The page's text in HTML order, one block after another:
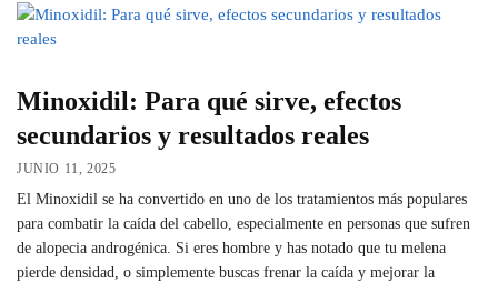
Minoxidil: Para qué sirve, efectos
secundarios y resultados reales
JUNIO 11, 2025
El Minoxidil se ha convertido en uno de los tratamientos más populares
para combatir la caída del cabello, especialmente en personas que sufren
de alopecia androgénica. Si eres hombre y has notado que tu melena
pierde densidad, o simplemente buscas frenar la caída y mejorar la